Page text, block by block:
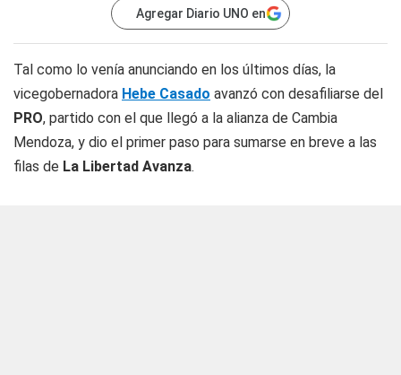
Agregar Diario UNO en
Tal como lo venía anunciando en los últimos días, la
vicegobernadora Hebe Casado avanzó con desafiliarse del
PRO, partido con el que llegó a la alianza de Cambia
Mendoza, y dio el primer paso para sumarse en breve a las
filas de La Libertad Avanza.